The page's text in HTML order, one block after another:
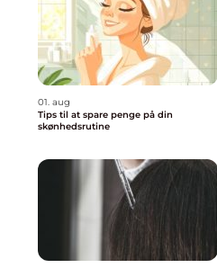
01. aug
Tips til at spare penge på din
skønhedsrutine